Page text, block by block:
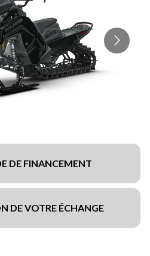
DE FINANCEMENT
DE VOTRE ÉCHANGE